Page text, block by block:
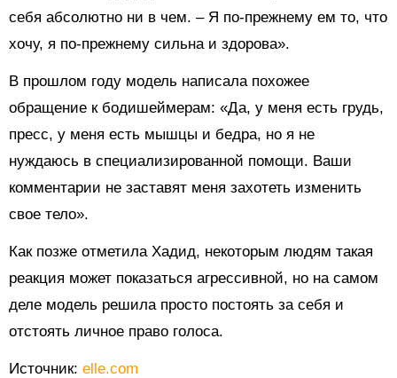
себя абсолютно ни в чем. – Я по-прежнему ем то, что
хочу, я по-прежнему сильна и здорова».
В прошлом году модель написала похожее
обращение к бодишеймерам: «Да, у меня есть грудь,
пресс, у меня есть мышцы и бедра, но я не
нуждаюсь в специализированной помощи. Ваши
комментарии не заставят меня захотеть изменить
свое тело».
Как позже отметила Хадид, некоторым людям такая
реакция может показаться агрессивной, но на самом
деле модель решила просто постоять за себя и
отстоять личное право голоса.
Источник: elle.com